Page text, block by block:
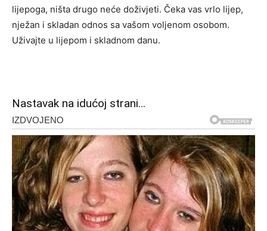
lijepoga, ništa drugo neće doživjeti. Čeka vas vrlo lijep,
nježan i skladan odnos sa vašom voljenom osobom.
Uživajte u lijepom i skladnom danu.
Nastavak na idućoj strani…